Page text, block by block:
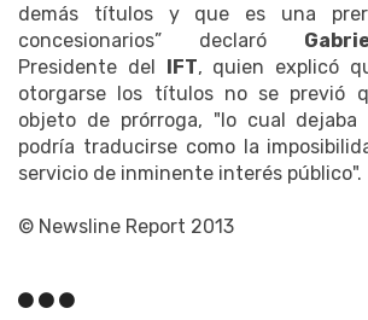
demás títulos y que es una
concesionarios” declaró
Presidente del IFT, quien explicó
otorgarse los títulos no se previó
objeto de prórroga, "lo cual
podría traducirse como la
servicio de inminente interés público".
© Newsline Report 2013